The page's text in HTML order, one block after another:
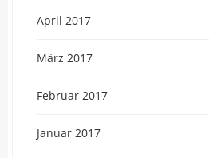
April 2017
März 2017
Februar 2017
Januar 2017